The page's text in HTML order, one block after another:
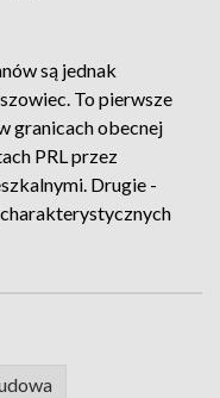
są jednak
To pierwsze
granicach obecnej
PRL przez
Drugie -